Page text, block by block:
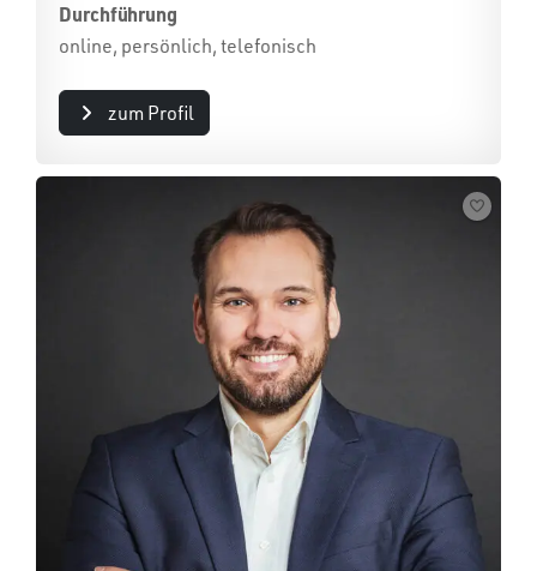
Durchführung
online, persönlich, telefonisch
zum Profil